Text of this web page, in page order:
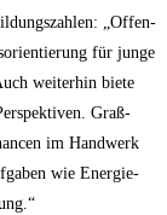
„Offen­
für jun­ge
wei­ter­hin bie­te
Graß­
im Hand­werk
wie Ener­gie-